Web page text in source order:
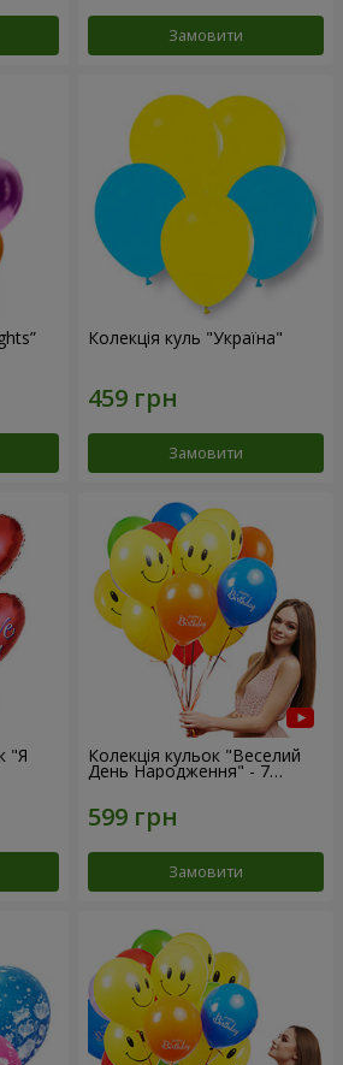
Замовити
Колекція куль "Україна"
Замовити
"Я Колекція кульок "Веселий
День Народження" - 7
кульок
Замовити